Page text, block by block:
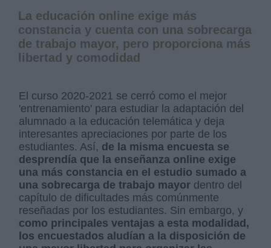
La educación online exige más
constancia y cuenta con una sobrecarga
de trabajo mayor, pero proporciona más
libertad y comodidad
El curso 2020-2021 se cerró como el mejor
'entrenamiento' para estudiar la adaptación del
alumnado a la educación telemática y deja
interesantes apreciaciones por parte de los
estudiantes. Así, de la misma encuesta se
desprendía que la enseñanza online exige
una más constancia en el estudio sumado a
una sobrecarga de trabajo mayor dentro del
capítulo de dificultades más comúnmente
reseñadas por los estudiantes. Sin embargo, y
como principales ventajas a esta modalidad,
los encuestados aludían a la disposición de